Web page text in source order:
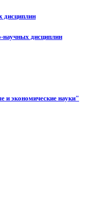
дисциплин
научных дисциплин
и экономические науки"